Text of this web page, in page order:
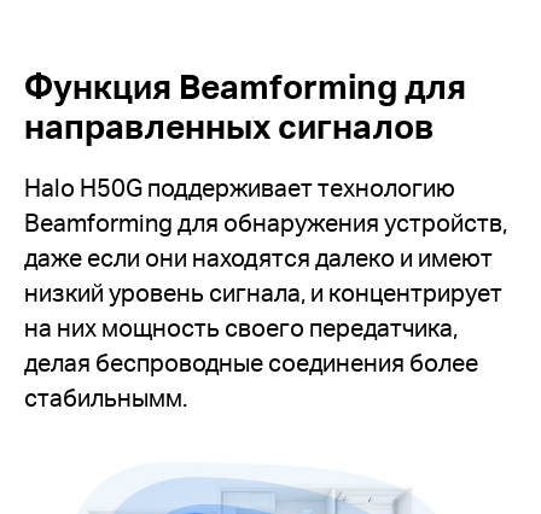
Функция Beamforming для
направленных сигналов
Halo H50G поддерживает технологию
Beamforming для обнаружения устройств,
даже если они находятся далеко и имеют
низкий уровень сигнала, и концентрирует
на них мощность своего передатчика,
делая беспроводные соединения более
стабильнымм.